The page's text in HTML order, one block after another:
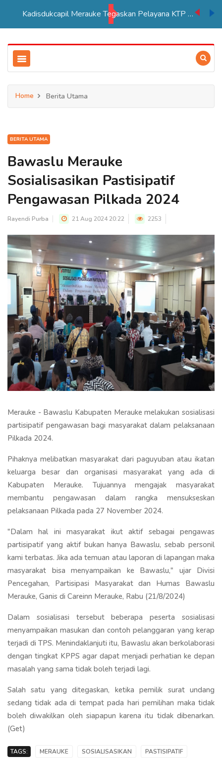
Kadisdukcapil Merauke Tegaskan Pelayana KTP Sesuai SOP
Home Berita Utama
BERITA UTAMA
Bawaslu Merauke
Sosialisasikan Pastisipatif
Pengawasan Pilkada 2024
Rayendi Purba 21 Aug 2024 20:22 2253
Merauke - Bawaslu Kabupaten Merauke melakukan sosialisasi
partisipatif pengawasan bagi masyarakat dalam pelaksanaan
Pilkada 2024.
Pihaknya melibatkan masyarakat dari paguyuban atau ikatan
keluarga besar dan organisasi masyarakat yang ada di
Kabupaten Merauke. Tujuannya mengajak masyarakat
membantu pengawasan dalam rangka mensukseskan
pelaksanaan Pilkada pada 27 November 2024.
"Dalam hal ini masyarakat ikut aktif sebagai pengawas
partisipatif yang aktif bukan hanya Bawaslu, sebab personil
kami terbatas. Jika ada temuan atau laporan di lapangan maka
masyarakat bisa menyampaikan ke Bawaslu," ujar Divisi
Pencegahan, Partisipasi Masyarakat dan Humas Bawaslu
Merauke, Ganis di Careinn Merauke, Rabu (21/8/2024)
Dalam sosialisasi tersebut beberapa peserta sosialisasi
menyampaikan masukan dan contoh pelanggaran yang kerap
terjadi di TPS. Menindaklanjuti itu, Bawaslu akan berkolaborasi
dengan tingkat KPPS agar dapat menjadi perhatian ke depan
masalah yang sama tidak boleh terjadi lagi.
Salah satu yang ditegaskan, ketika pemilik surat undang
sedang tidak ada di tempat pada hari pemilihan maka tidak
boleh diwakilkan oleh siapapun karena itu tidak dibenarkan.
(Get)
TAGS: MERAUKE SOSIALISASIKAN
PASTISIPATIF